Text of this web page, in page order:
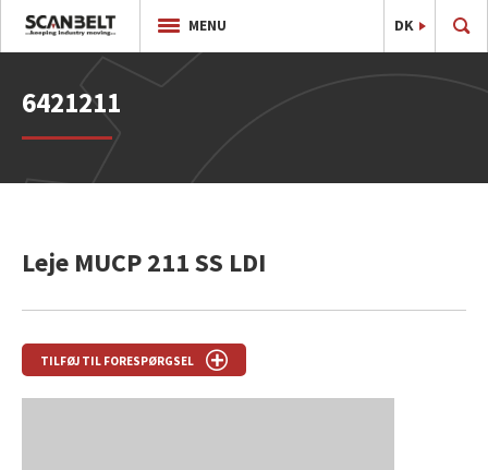
MENU DK
6421211
Leje MUCP 211 SS LDI
TILFØJ TIL FORESPØRGSEL